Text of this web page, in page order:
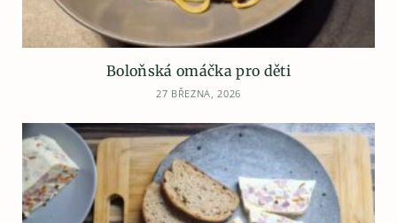
Boloňská omáčka pro děti
27 BŘEZNA, 2026